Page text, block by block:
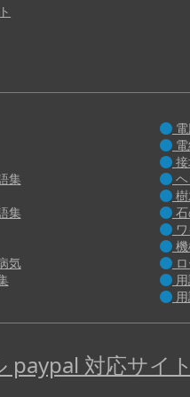
集
集
気
paypal 対応サイ